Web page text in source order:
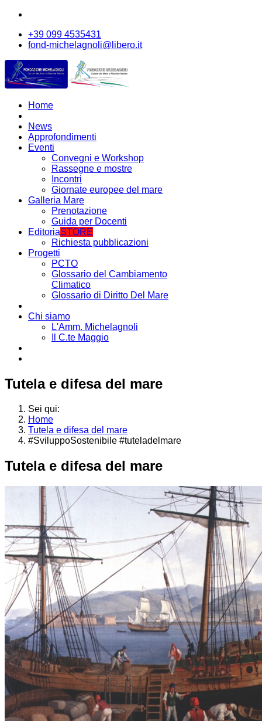
+39 099 4535431
fond-michelagnoli@libero.it
Home
News
Approfondimenti
Eventi
Convegni e Workshop
Rassegne e mostre
Incontri
Giornate europee del mare
Galleria Mare
Prenotazione
Guida per Docenti
EditoriaSTORE
Richiesta pubblicazioni
Progetti
PCTO
Glossario del Cambiamento
Climatico
Glossario di Diritto Del Mare
Chi siamo
L'Amm. Michelagnoli
Il C.te Maggio
Tutela e difesa del mare
Sei qui:
Home
Tutela e difesa del mare
#SviluppoSostenibile #tuteladelmare
Tutela e difesa del mare